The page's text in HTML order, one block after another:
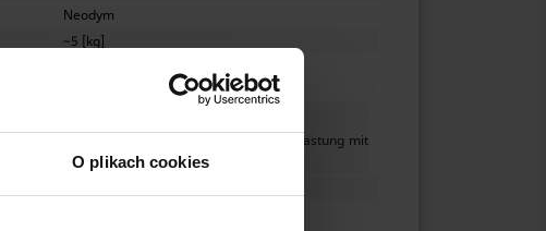
O plikach cookies
Neodym
~5 [kg]
ist, erheblich.
vernickelt (NiCuNi)
Aufprall von zwei Magneten sowie eine Belastung mit